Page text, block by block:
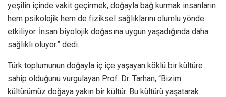
yeşilin içinde vakit geçirmek, doğayla bağ kurmak insanların
hem psikolojik hem de fiziksel sağlıklarını olumlu yönde
etkiliyor. İnsan biyolojik doğasına uygun yaşadığında daha
sağlıklı oluyor.” dedi.
Türk toplumunun doğayla iç içe yaşayan köklü bir kültüre
sahip olduğunu vurgulayan Prof. Dr. Tarhan, “Bizim
kültürümüz doğaya yakın bir kültür. Bu kültürü yaşatarak